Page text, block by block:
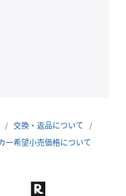
触れた部分がひんや
、ムレにくく快適。
肌に張りつきにく
、雑菌によるイヤな
２枚で防水布を挟ん
交換・返品について
ー希望小売価格について